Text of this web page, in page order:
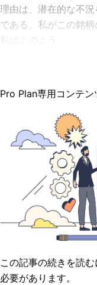
理由は、潜在的な不
である。私がこの銘柄
私はこのよう
Pro Plan専用コンテン
この記事の続きを読
必要があります。